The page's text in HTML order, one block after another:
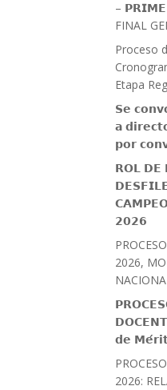
–
FINAL
Proceso
Etapa
𝗦𝗲
𝗮
𝗽𝗼𝗿
𝗥𝗢𝗟 𝗗𝗘
𝟮𝟬𝟮𝟲
2026,
𝗱𝗲
2026: